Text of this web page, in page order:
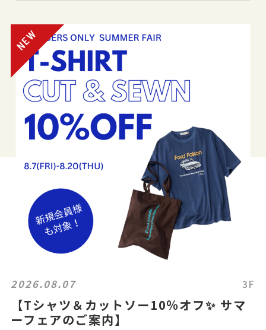
2026.08.07 3F
【Tシャツ＆カットソー10％オフ✨ サマ
ーフェアのご案内】